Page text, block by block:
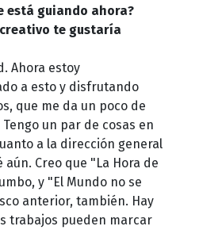
guiando ahora?
te gustaría
Ahora estoy
a esto y disfrutando
que me da un poco de
un par de cosas en
a la dirección general
Creo que "La Hora de
y "El Mundo no se
anterior, también. Hay
trabajos pueden marcar